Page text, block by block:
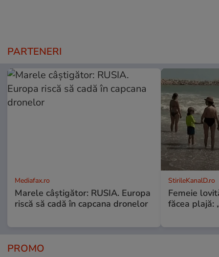
PARTENERI
Mediafax.ro
Marele câștigător: RUSIA. Europa
riscă să cadă în capcana dronelor
StirileKanalD.ro
Femeie
făcea plajă:
PROMO